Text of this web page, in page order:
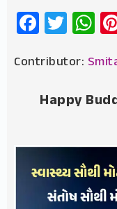
Contributor:
Happy